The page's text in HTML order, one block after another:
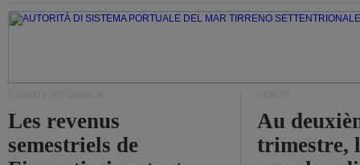
Les revenus
semestriels de
Au
trimestre,